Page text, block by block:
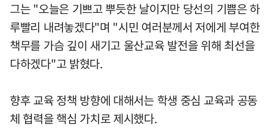
그는 "오늘은 기쁘고 뿌듯한 날이지만 당선의 기쁨은 하
루빨리 내려놓겠다"며 "시민 여러분께서 저에게 부여한
책무를 가슴 깊이 새기고 울산교육 발전을 위해 최선을
다하겠다"고 밝혔다.
향후 교육 정책 방향에 대해서는 학생 중심 교육과 공동
체 협력을 핵심 가치로 제시했다.